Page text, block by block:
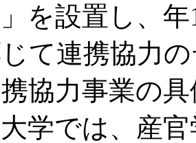
を設置し、
て連携協力
協力事業の
学では、産官